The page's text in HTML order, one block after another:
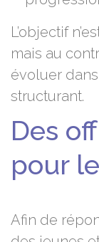
L’objectif
mais au
évoluer
structurant.
Des
pour
Afin de